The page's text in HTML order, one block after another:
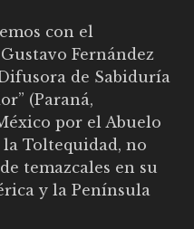
con el
Fernández
de Sabiduría
(Paraná,
por el Abuelo
Toltequidad, no
temazcales en su
y la Península